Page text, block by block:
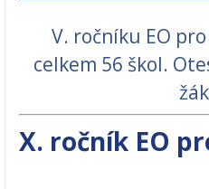
V. ročníku EO
celkem 56 škol.
X. ročník EO